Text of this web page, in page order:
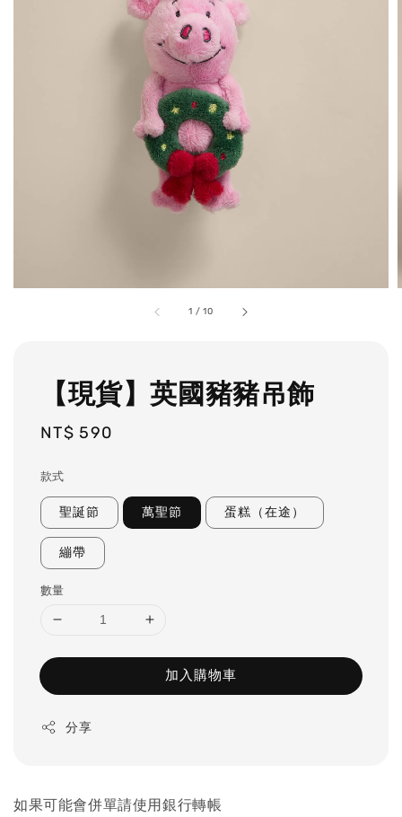
1 /10
【現貨】英國豬豬吊飾
Regular
NT$ 590
款式
聖誕節 萬聖節 蛋糕（在途）
繃帶
數量
加入購物車
分享
如果可能會併單請使用銀行轉帳